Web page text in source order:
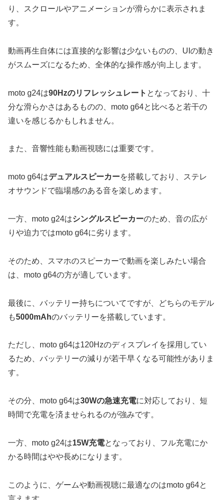
り、スクロールやアニメーションが滑らかに表示されま
す。
動画再生自体には直接的な影響は少ないものの、UIの動き
がスムーズになるため、全体的な操作感が向上します。
moto g24は90Hzのリフレッシュレート となっており、十
分な滑らかさはあるものの、moto g64と比べると若干の
違いを感じるかもしれません。
また、音響性能も動画視聴には重要です。
moto g64はデュアルスピーカーを搭載しており、ステレ
オサウンドで臨場感のある音を楽しめます。
一方、moto g24はシングルスピーカーのため、音の広が
りや迫力ではmoto g64に劣ります。
そのため、スマホのスピーカーで動画を楽しみたい場合
は、moto g64の方が適しています。
最後に、バッテリー持ちについてですが、どちらのモデル
も5000mAhのバッテリーを搭載しています。
ただし、moto g64は120Hzのディスプレイを採用してい
るため、バッテリーの減りが若干早くなる可能性がありま
す。
その分、moto g64は30Wの急速充電に対応しており、短
時間で充電を済ませられるのが強みです。
一方、moto g24は15W充電となっており、フル充電にか
かる時間はやや長めになります。
このように、ゲームや動画視聴に最適なのはmoto g64と